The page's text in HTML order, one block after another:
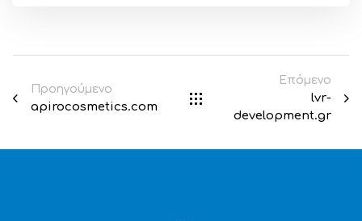
Προηγούμενο
apirocosmetics.com
Επόμενο
lvr-
development.gr